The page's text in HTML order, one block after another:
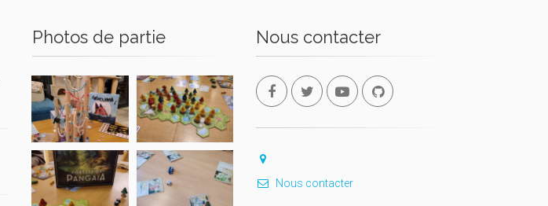
Photos de partie Nous contacter
Nous contacter